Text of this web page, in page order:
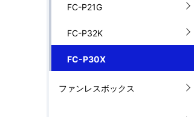
。
FC-P21G
FC-P32K
FC-P30X
ファンレスボックス